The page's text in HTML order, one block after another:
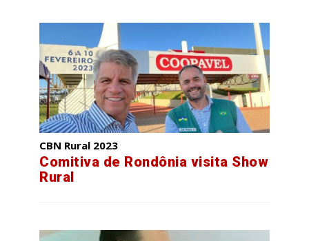
CBN Rural 2023
Comitiva de Rondônia visita Show
Rural